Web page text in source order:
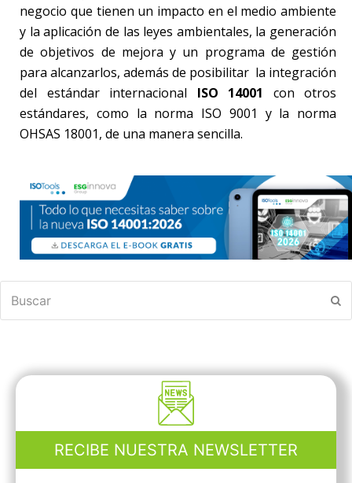
negocio que tienen un impacto en el medio ambiente
y la aplicación de las leyes ambientales, la generación
de objetivos de mejora y un programa de gestión
para alcanzarlos, además de posibilitar la integración
del estándar internacional ISO 14001 con otros
estándares, como la norma ISO 9001 y la norma
OHSAS 18001, de una manera sencilla.
RECIBE NUESTRA NEWSLETTER